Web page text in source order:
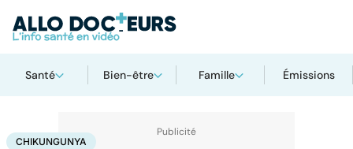
Santé Bien-être Famille Émissions
AccueilSantéChikungunya
CHIKUNGUNYA